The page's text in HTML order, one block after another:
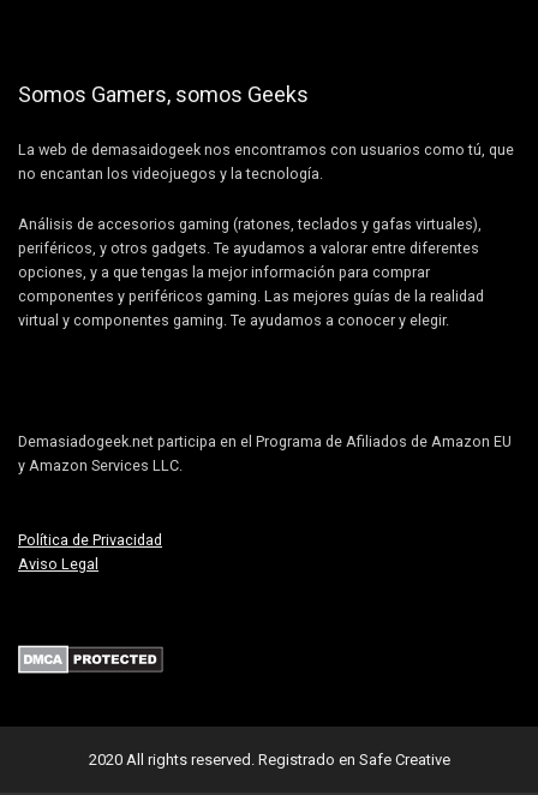
Somos Gamers, somos Geeks
La web de demasaidogeek nos encontramos con usuarios como tú, que
no encantan los videojuegos y la tecnología.
Análisis de accesorios gaming (ratones, teclados y gafas virtuales),
periféricos, y otros gadgets. Te ayudamos a valorar entre diferentes
opciones, y a que tengas la mejor información para comprar
componentes y periféricos gaming. Las mejores guías de la realidad
virtual y componentes gaming. Te ayudamos a conocer y elegir.
Demasiadogeek.net participa en el Programa de Afiliados de Amazon EU
y Amazon Services LLC.
Política de Privacidad
Aviso Legal
2020 All rights reserved. Registrado en Safe Creative